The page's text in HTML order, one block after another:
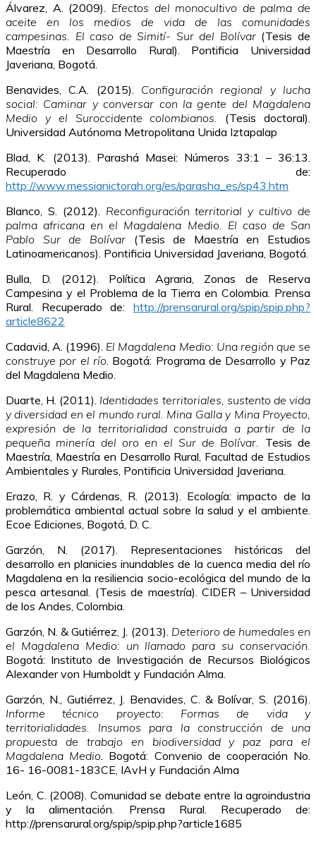
Álvarez, A. (2009). Efectos del monocultivo de palma de
aceite en los medios de vida de las comunidades
campesinas. El caso de Simití- Sur del Bolívar (Tesis de
Maestría en Desarrollo Rural). Pontificia Universidad
Javeriana, Bogotá.
Benavides, C.A. (2015). Configuración regional y lucha
social: Caminar y conversar con la gente del Magdalena
Medio y el Suroccidente colombianos. (Tesis doctoral).
Universidad Autónoma Metropolitana Unida Iztapalap
Blad, K. (2013). Parashá Masei: Números 33:1 – 36:13.
Recuperado de:
http://www.messianictorah.org/es/parasha_es/sp43.htm
Blanco, S. (2012). Reconfiguración territorial y cultivo de
palma africana en el Magdalena Medio. El caso de San
Pablo Sur de Bolívar (Tesis de Maestría en Estudios
Latinoamericanos). Pontificia Universidad Javeriana, Bogotá.
Bulla, D. (2012). Política Agraria, Zonas de Reserva
Campesina y el Problema de la Tierra en Colombia. Prensa
Rural. Recuperado de: http://prensarural.org/spip/spip.php?
article8622
Cadavid, A. (1996). El Magdalena Medio: Una región que se
construye por el río. Bogotá: Programa de Desarrollo y Paz
del Magdalena Medio.
Duarte, H. (2011). Identidades territoriales, sustento de vida
y diversidad en el mundo rural. Mina Galla y Mina Proyecto,
expresión de la territorialidad construida a partir de la
pequeña minería del oro en el Sur de Bolívar. Tesis de
Maestría, Maestría en Desarrollo Rural, Facultad de Estudios
Ambientales y Rurales, Pontificia Universidad Javeriana.
Erazo, R. y Cárdenas, R. (2013). Ecología: impacto de la
problemática ambiental actual sobre la salud y el ambiente.
Ecoe Ediciones, Bogotá, D. C.
Garzón, N. (2017). Representaciones históricas del
desarrollo en planicies inundables de la cuenca media del río
Magdalena en la resiliencia socio-ecológica del mundo de la
pesca artesanal. (Tesis de maestría). CIDER – Universidad
de los Andes, Colombia.
Garzón, N. & Gutiérrez, J. (2013). Deterioro de humedales en
el Magdalena Medio: un llamado para su conservación.
Bogotá: Instituto de Investigación de Recursos Biológicos
Alexander von Humboldt y Fundación Alma.
Garzón, N., Gutiérrez, J. Benavides, C. & Bolívar, S. (2016).
Informe técnico proyecto: Formas de vida y
territorialidades. Insumos para la construcción de una
propuesta de trabajo en biodiversidad y paz para el
Magdalena Medio. Bogotá: Convenio de cooperación No.
16- 16-0081-183CE, IAvH y Fundación Alma
León, C. (2008). Comunidad se debate entre la agroindustria
y la alimentación. Prensa Rural. Recuperado de:
http://prensarural.org/spip/spip.php?article1685